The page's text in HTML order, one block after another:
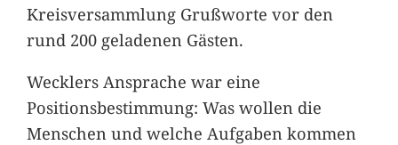
Kreisversammlung Grußworte vor den
rund 200 geladenen Gästen.
Wecklers Ansprache war eine
Positionsbestimmung: Was wollen die
Menschen und welche Aufgaben kommen